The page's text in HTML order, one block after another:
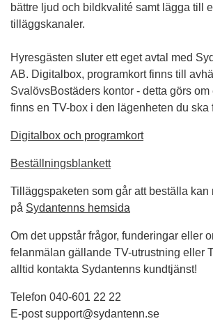
bättre ljud och bildkvalité samt lägga till
tilläggskanaler.
Hyresgästen sluter ett eget avtal med
AB. Digitalbox, programkort finns till
SvalövsBostäders kontor - detta görs om
finns en TV-box i den lägenheten du ska
Digitalbox och programkort
Beställningsblankett
Tilläggspaketen som går att beställa kan
på Sydantenns hemsida
Om det uppstår frågor, funderingar eller
felanmälan gällande TV-utrustning eller
alltid kontakta Sydantenns kundtjänst!
Telefon 040-601 22 22
E-post support@sydantenn.se